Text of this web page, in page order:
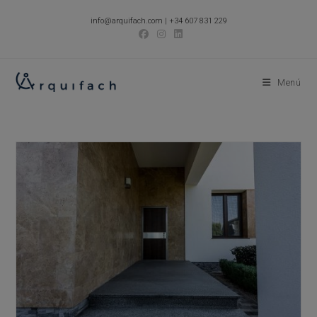
info@arquifach.com | +34 607 831 229
Menú